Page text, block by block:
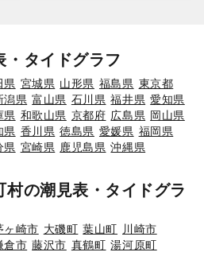
・タイドグラフ
県 宮城県 山形県 福島県 東京都
潟県 富山県 石川県 福井県 愛知県
県 和歌山県 京都府 広島県 岡山県
県 香川県 徳島県 愛媛県 福岡県
県 宮崎県 鹿児島県 沖縄県
の潮見表・タイドグラ
ヶ崎市 大磯町 葉山町
川崎市
倉市 藤沢市 真鶴町 湯河原町